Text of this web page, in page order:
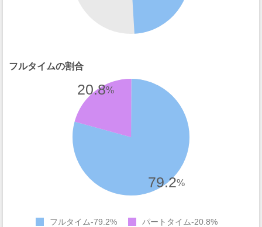
フルタイムの割合
79.2%
20.8%
フルタイム 79.2% パートタイム 20.8%